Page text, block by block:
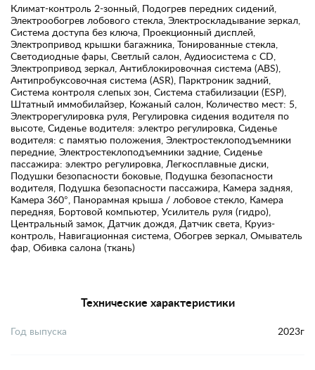
Климат-контроль 2-зонный, Подогрев передних сидений,
Электрообогрев лобового стекла, Электроскладывание зеркал,
Система доступа без ключа, Проекционный дисплей,
Электропривод крышки багажника, Тонированные стекла,
Светодиодные фары, Светлый салон, Аудиосистема с CD,
Электропривод зеркал, Антиблокировочная система (ABS),
Антипробуксовочная система (ASR), Парктроник задний,
Система контроля слепых зон, Система стабилизации (ESP),
Штатный иммобилайзер, Кожаный салон, Количество мест: 5,
Электрорегулировка руля, Регулировка сидения водителя по
высоте, Сиденье водителя: электро регулировка, Сиденье
водителя: с памятью положения, Электростеклоподъемники
передние, Электростеклоподъемники задние, Сиденье
пассажира: электро регулировка, Легкосплавные диски,
Подушки безопасности боковые, Подушка безопасности
водителя, Подушка безопасности пассажира, Камера задняя,
Камера 360°, Панорамная крыша / лобовое стекло, Камера
передняя, Бортовой компьютер, Усилитель руля (гидро),
Центральный замок, Датчик дождя, Датчик света, Круиз-
контроль, Навигационная система, Обогрев зеркал, Омыватель
фар, Обивка салона (ткань)
Технические характеристики
Год выпуска 2023г